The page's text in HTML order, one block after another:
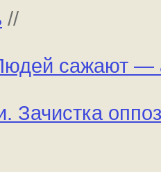
//
сажают
Зачистка